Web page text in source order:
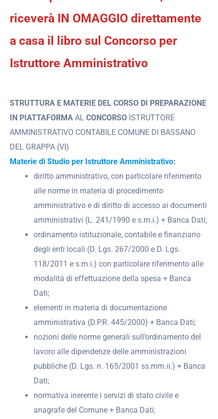
riceverà IN OMAGGIO direttamente
a casa il libro sul Concorso per
Istruttore Amministrativo
STRUTTURA E MATERIE DEL CORSO DI PREPARAZIONE
IN PIATTAFORMA AL CONCORSO ISTRUTTORE
AMMINISTRATIVO CONTABILE COMUNE DI BASSANO
DEL GRAPPA (VI)
Materie di Studio per Istruttore Amministrativo:
diritto amministrativo, con particolare riferimento
alle norme in materia di procedimento
amministrativo e di diritto di accesso ai documenti
amministrativi (L. 241/1990 e s.m.i.) + Banca Dati;
ordinamento istituzionale, contabile e finanziario
degli enti locali (D. Lgs. 267/2000 e D. Lgs.
118/2011 e s.m.i.) con particolare riferimento alle
modalità di effettuazione della spesa + Banca
Dati;
elementi in materia di documentazione
amministrativa (D.P.R. 445/2000) + Banca Dati;
nozioni delle norme generali sull’ordinamento del
lavoro alle dipendenze delle amministrazioni
pubbliche (D. Lgs. n. 165/2001 ss.mm.ii.) + Banca
Dati;
normativa inerente i servizi di stato civile e
anagrafe del Comune + Banca Dati;